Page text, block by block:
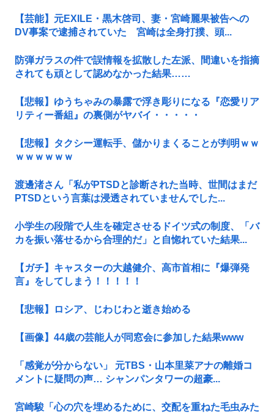
【芸能】元EXILE・黒木啓司、妻・宮崎麗果被告への
DV事案で逮捕されていた 宮崎は全身打撲、頭...
防弾ガラスの件で誤情報を拡散した左派、間違いを指摘
されても頑として認めなかった結果……
【悲報】ゆうちゃみの暴露で浮き彫りになる『恋愛リア
リティー番組』の裏側がヤバイ・・・・・
【悲報】タクシー運転手、儲かりまくることが判明ｗｗ
ｗｗｗｗｗｗ
渡邊渚さん「私がPTSDと診断された当時、世間はまだ
PTSDという言葉は浸透されていませんでした...
小学生の段階で人生を確定させるドイツ式の制度、「バ
カを振い落せるから合理的だ」と自惚れていた結果...
【ガチ】キャスターの大越健介、高市首相に『爆弾発
言』をしてしまう！！！！！
【悲報】ロシア、じわじわと逝き始める
【画像】44歳の芸能人が同窓会に参加した結果www
「感覚が分からない」 元TBS・山本里菜アナの離婚コ
メントに疑問の声… シャンパンタワーの超豪...
宮崎駿「心の穴を埋めるために、交配を重ねた毛虫みた